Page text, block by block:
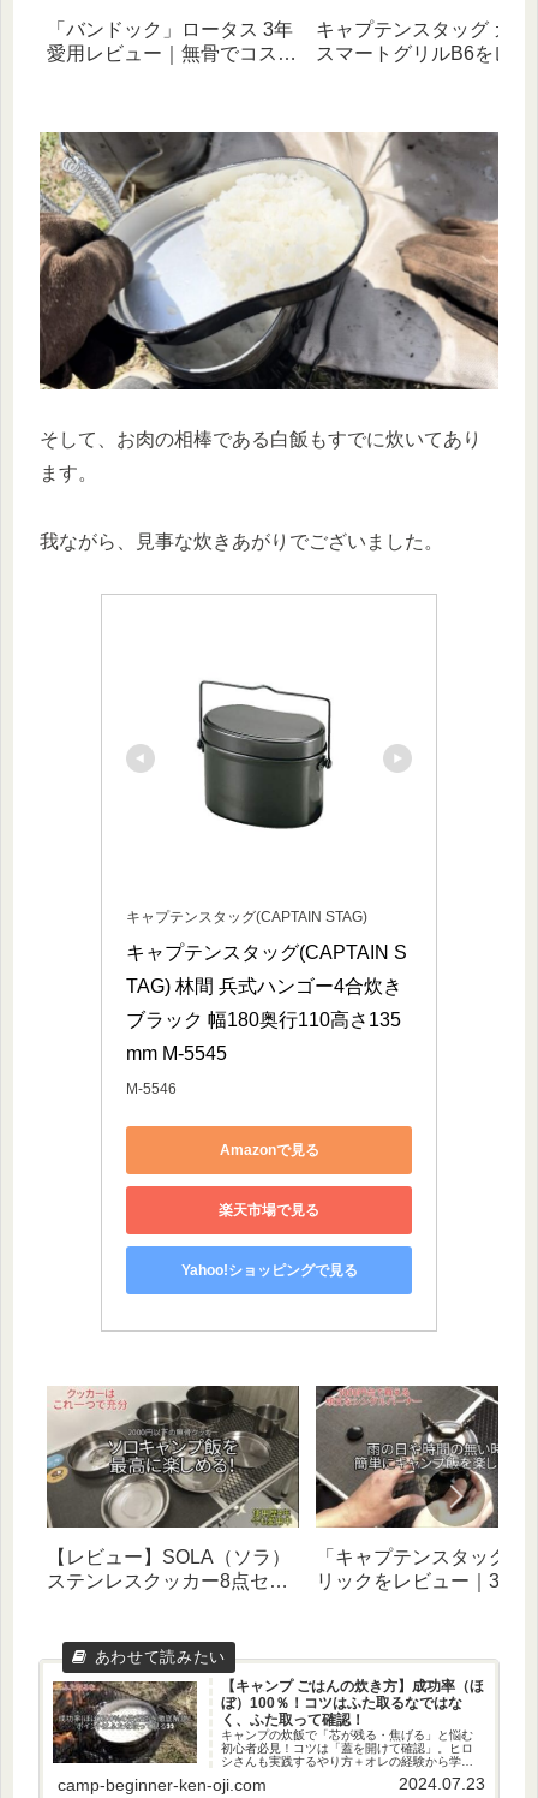
「バンドック」ロータス 3年
愛用レビュー｜無骨でコスパ
キャプテンスタッグ カマ
スマートグリルB6をレビ
そして、お肉の相棒である白飯もすでに炊いてあり
ます。
我ながら、見事な炊きあがりでございました。
キャプテンスタッグ(CAPTAIN STAG)
キャプテンスタッグ(CAPTAIN S
TAG) 林間 兵式ハンゴー4合炊き
ブラック 幅180奥行110高さ135
mm M-5545
M-5546
Amazonで見る
楽天市場で見る
Yahoo!ショッピングで見る
【レビュー】SOLA（ソラ）
ステンレスクッカー8点セッ
骨ギア
「キャプテンスタッグ」
リックをレビュー｜3年
【キャンプ ごはんの炊き方】成功率（ほ
ぼ）100％！コツはふた取るなではな
く、ふた取って確認！
キャンプの炊飯で「芯が残る・焦げる」と悩む
初心者必見！コツは「蓋を開けて確認」。ヒロ
シさんも実践するやり方＋オレの経験から学ん
白飯を炊いてモテちゃいましょう！
camp-beginner-ken-oji.com 2024.07.23